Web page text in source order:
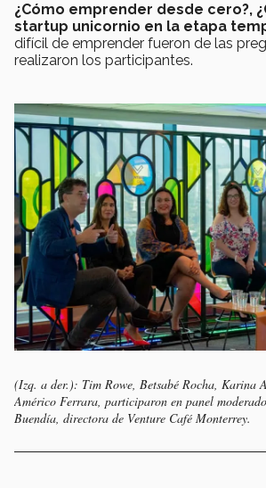
¿Cómo emprender desde cero?,
startup unicornio en la etapa
difícil de emprender fueron de las
realizaron los participantes.
(Izq. a der.): Tim Rowe, Betsabé Rocha, Karina
Américo Ferrara, participaron en panel
Buendía, directora de Venture Café Monterrey.